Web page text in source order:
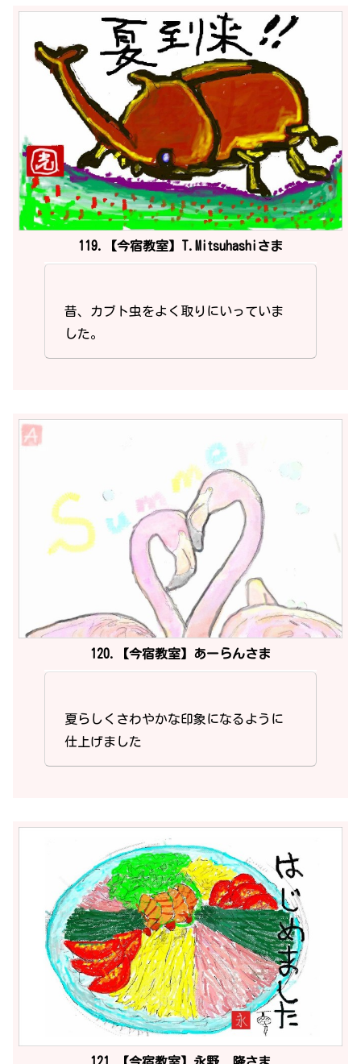
119.【今宿教室】T.Mitsuhashiさま
昔、カブト虫をよく取りにいっていま
した。
120.【今宿教室】あーらんさま
夏らしくさわやかな印象になるように
仕上げました